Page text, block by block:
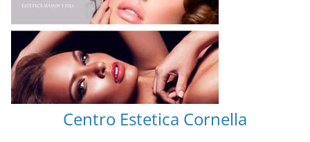
Centro Estetica Cornella